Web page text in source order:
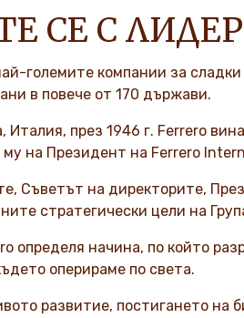
СЕ С
големите компании за
в повече от 170 държави.
Италия, през 1946 г. Ferrero
на Президент на Ferrero
Съветът на директорите,
стратегически цели на
определя начина, по който
оперираме по света.
развитие, постигането на